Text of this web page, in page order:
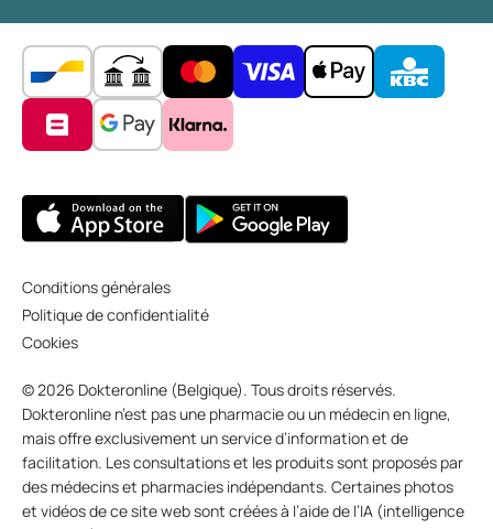
Conditions générales
Politique de confidentialité
Cookies
© 2026 Dokteronline (Belgique). Tous droits réservés.
Dokteronline n’est pas une pharmacie ou un médecin en ligne,
mais offre exclusivement un service d’information et de
facilitation. Les consultations et les produits sont proposés par
des médecins et pharmacies indépendants. Certaines photos
et vidéos de ce site web sont créées à l’aide de l’IA (intelligence